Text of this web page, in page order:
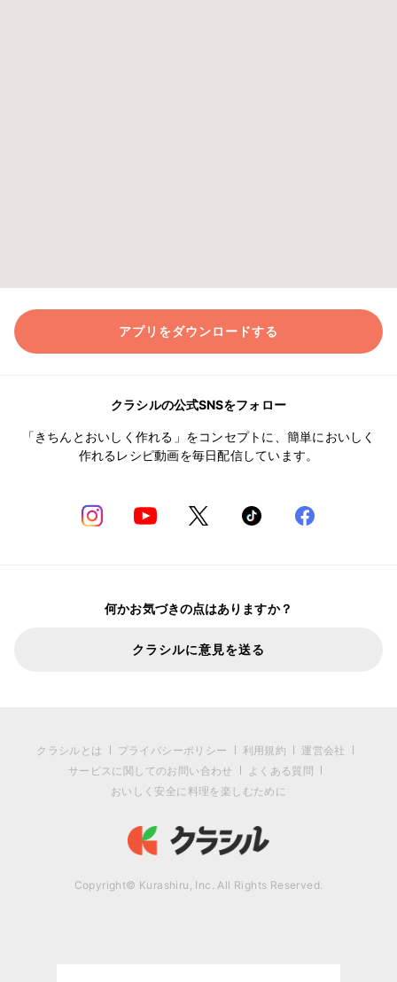
アプリをダウンロードする
クラシルの公式SNSをフォロー
「きちんとおいしく作れる」をコンセプトに、簡単においしく
作れるレシピ動画を毎日配信しています。
何かお気づきの点はありますか？
クラシルに意見を送る
クラシルとは プライバシーポリシー 利用規約
運営会社
サービスに関してのお問い合わせ
よくある質問
おいしく安全に料理を楽しむために
Copyright© Kurashiru, Inc. All Rights Reserved.